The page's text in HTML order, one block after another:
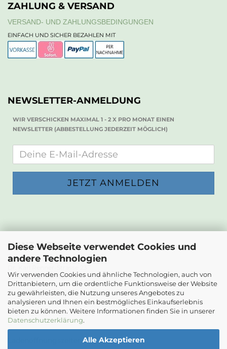
Diese Webseite verwendet Cookies und
andere Technologien
Wir verwenden Cookies und ähnliche Technologien, auch von
Drittanbietern, um die ordentliche Funktionsweise der Website
zu gewährleisten, die Nutzung unseres Angebotes zu
analysieren und Ihnen ein bestmögliches Einkaufserlebnis
bieten zu können. Weitere Informationen finden Sie in unserer
Datenschutzerklärung.
Alle Akzeptieren
ZAHLUNG & VERSAND
VERSAND- UND ZAHLUNGSBEDINGUNGEN
EINFACH UND SICHER BEZAHLEN MIT
NEWSLETTER-ANMELDUNG
WIR VERSCHICKEN MAXIMAL 1 - 2 X PRO MONAT EINEN
NEWSLETTER (ABBESTELLUNG JEDERZEIT MÖGLICH)
KONTAKT
Die Papierwerkstatt
2232 Deutsch-Wagram
Email: info@diepapierwerkstatt.at
Tel. +43 664 5261978
Kontaktformular